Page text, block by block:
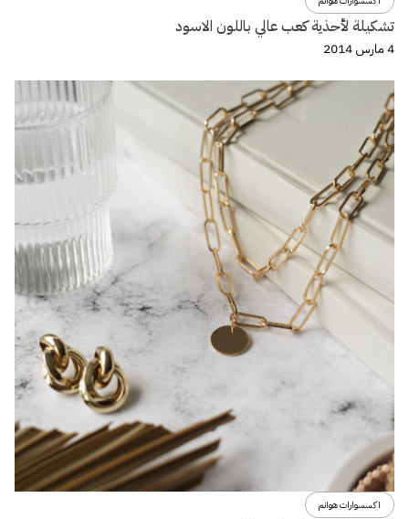
تشكيلة لأحذية كعب عالي باللون الاسود
4 مارس 2014
اكسسوارات هوانم